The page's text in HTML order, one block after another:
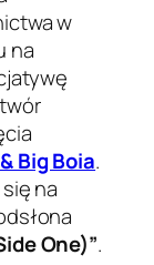
w
na
Big Boia.
na
One)”.